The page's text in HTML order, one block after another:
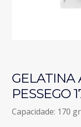
GELATINA
PESSEGO
Capacidade: 170 gr